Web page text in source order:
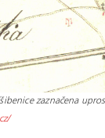
zaznačena